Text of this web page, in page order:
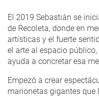
El 2019 Sebastián se
de Recoleta, donde en
artísticas y el fuerte
el arte al espacio
ayuda a concretar esa
Empezó a crear
marionetas gigantes que